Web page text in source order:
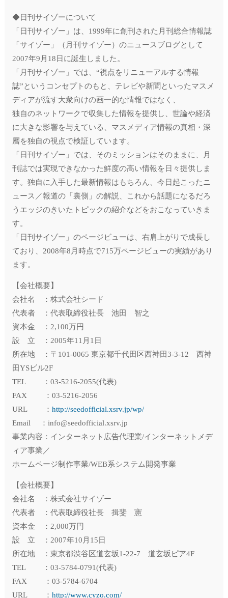
◆日刊サイゾーについて
「日刊サイゾー」は、1999年に創刊された月刊総合情報誌
「サイゾー」（月刊サイゾー）のニュースブログとして
2007年9月18日に誕生しました。
「月刊サイゾー」では、“視点をリニューアルする情報
誌”というコンセプトのもと、テレビや新聞といったマスメ
ディアが流す大衆向けの画一的な情報ではなく、
独自のネットワークで収集した情報を提供し、世論や経済
に大きな影響を与えている、マスメディア情報の真相・深
層を独自の視点で検証しています。
「日刊サイゾー」では、そのミッションはそのままに、月
刊誌では実現できなかった鮮度の高い情報を日々提供しま
す。独自に入手した最新情報はもちろん、今日起こったニ
ュース／報道の「裏側」の解説、これから話題になるだろ
うエッジのきいたトピックの紹介などをおこなっていきま
す。
「日刊サイゾー」のページビューは、右肩上がりで成長し
ており、2008年8月時点で715万ページビューの実績があり
ます。
【会社概要】
会社名 ：株式会社シード
代表者 ：代表取締役社長 池田 智之
資本金 ：2,100万円
設 立 ：2005年11月1日
所在地 ：〒101-0065 東京都千代田区西神田3-3-12 西神
田YSビル2F
TEL ：03-5216-2055(代表)
FAX ：03-5216-2056
URL ： http://seedofficial.xsrv.jp/wp/
Email ：info@seedofficial.xsrv.jp
事業内容：インターネット広告代理業/インターネットメデ
ィア事業／
ホームページ制作事業/WEB系システム開発事業
【会社概要】
会社名 ：株式会社サイゾー
代表者 ：代表取締役社長 揖斐 憲
資本金 ：2,000万円
設 立 ：2007年10月15日
所在地 ：東京都渋谷区道玄坂1-22-7 道玄坂ピア4F
TEL ：03-5784-0791(代表)
FAX ：03-5784-6704
URL ： http://www.cyzo.com/